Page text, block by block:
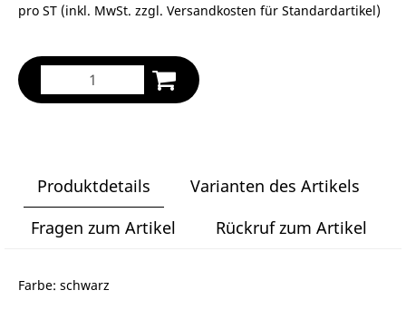
pro ST (inkl. MwSt. zzgl. Versandkosten für Standardartikel)
Produktdetails
Varianten des Artikels
Fragen zum Artikel
Rückruf zum Artikel
Farbe: schwarz